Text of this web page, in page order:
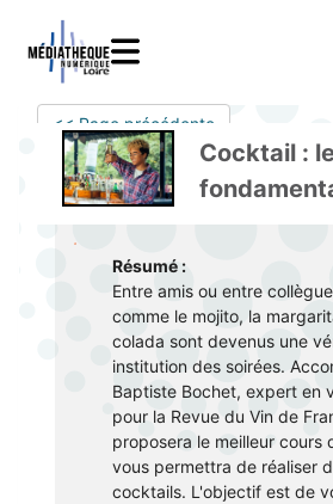
Catalogue
Menu
mobile
LIVRES
E-books
Mangas
Livres audio
PRESSE
AUDIO
Musique
Podcasts Radio France
Livres audio
COURS EN LIGNE
Mon
compte
responsive
mobile
Mode d'emploi
Mon compte
J'AI DEJA UN COMPTE
Je me connecte
Je me connecte pour la première fois
JE N'AI PAS DE COMPTE
Je me préinscris
J'AI BESOIN D'AIDE
Aide à la connexion
<< Page précédente
Cocktail :
Résumé :
Entre amis ou entre
comme le mojito, la
colada sont devenus une
institution des soirées.
Baptiste Bochet, expert en
pour la Revue du Vin de
proposera le meilleur cours
vous permettra de réaliser
cocktails. L'objectif est de